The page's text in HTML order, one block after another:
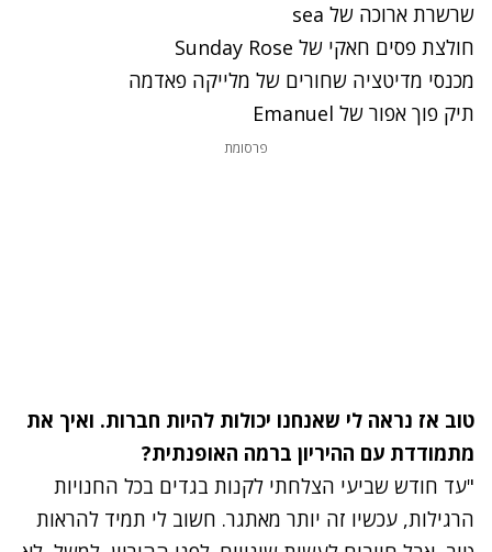
שרשרת ארוכה של sea
חולצת פסים חאקי של Sunday Rose
מכנסי מדיטציה שחורים של מלייקה פאדמה
תיק פוך אפור של Emanuel
פרסומת
טוב אז נראה לי שאנחנו יכולות להיות חברות. ואיך את
מתמודדת עם ההיריון ברמה האופנתית?
"עד חודש שביעי הצלחתי לקנות בגדים בכל החנויות
הרגילות, עכשיו זה יותר מאתגר. חשוב לי תמיד להראות